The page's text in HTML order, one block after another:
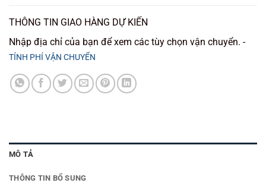
THÔNG TIN GIAO HÀNG DỰ KIẾN
Nhập địa chỉ của bạn để xem các tùy chọn vận chuyển. -
TÍNH PHÍ VẬN CHUYỂN
MÔ TẢ
THÔNG TIN BỔ SUNG